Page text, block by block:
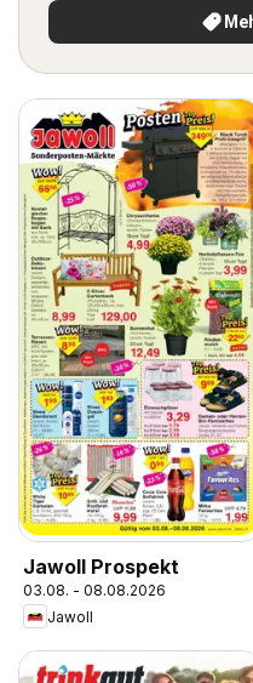
Jawoll Prospekt
03.08. - 08.08.2026
Jawoll